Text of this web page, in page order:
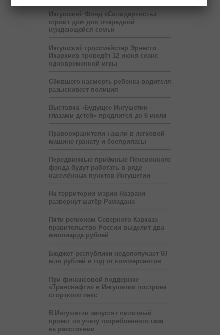
Ингушский Фонд «Солидарность»
строит дом для очередной
нуждающейся семьи
Ингушский гроссмейстер Эрнесто
Инаркиев проведёт 12 июня сеанс
одновременной игры
Сбившего насмерть ребенка водителя
разыскивает полиция
Выставка «Будущее Ингушетии –
глазами детей» продлится до 6 июля
Правоохранители нашли в легковой
машине гранату и боеприпасы
Передвижные приёмные Пенсионного
фонда будут работать в ряде
населённых пунктов Ингушетии
На территории мэрии Назрани
развернут шатёр Рамадана
Пяти регионам Северного Кавказа
правительство России выделит два
миллиарда рублей
Бюджет республики недополучает 60
млн рублей в год от коммерсантов
При финансовой поддержке
«Транснефти» в Ингушетии построен
спорткомплекс
В Ингушетии запустят пилотный
проект по учету потребленного газа
на расстоянии